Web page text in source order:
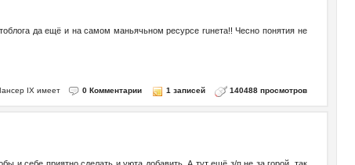
да ещё и на самом маньячьном ресурсе ruнета!! Чесно понятия не
IX имеет 0 Комментарии 1 записей 140488 просмотров
и себе приятно сделать и уюта добавить. А тут ещё з/п не за горой, так